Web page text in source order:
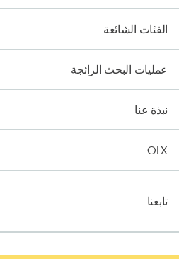
الفئات الشائعة
عمليات البحث الرائجة
نبذة عنا
OLX
تابعنا